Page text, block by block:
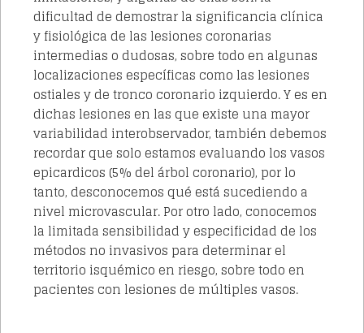
dificultad de demostrar la significancia clínica
y fisiológica de las lesiones coronarias
intermedias o dudosas, sobre todo en algunas
localizaciones específicas como las lesiones
ostiales y de tronco coronario izquierdo. Y es en
dichas lesiones en las que existe una mayor
variabilidad interobservador, también debemos
recordar que solo estamos evaluando los vasos
epicardicos (5% del árbol coronario), por lo
tanto, desconocemos qué está sucediendo a
nivel microvascular. Por otro lado, conocemos
la limitada sensibilidad y especificidad de los
métodos no invasivos para determinar el
territorio isquémico en riesgo, sobre todo en
pacientes con lesiones de múltiples vasos.